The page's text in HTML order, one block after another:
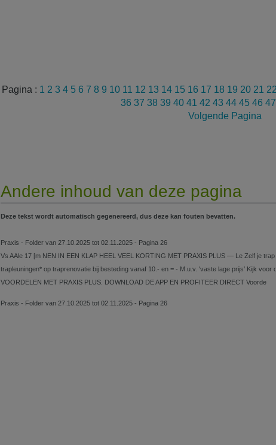
Pagina : 1 2 3 4 5 6 7 8 9 10 11 12 13 14 15 16 17 18 19 20 21 22
36 37 38 39 40 41 42 43 44 45 46 47
Volgende Pagina
Andere inhoud van deze pagina
Deze tekst wordt automatisch gegenereerd, dus deze kan fouten bevatten.
Praxis - Folder van 27.10.2025 tot 02.11.2025 - Pagina 26
Vs AAle 17 [m NEN IN EEN KLAP HEEL VEEL KORTING MET PRAXIS PLUS — Le Zelf je
trapleuningen* op traprenovatie bij besteding vanaf 10.- en = - M.u.v. 'vaste lage prijs’ Kijk
VOORDELEN MET PRAXIS PLUS. DOWNLOAD DE APP EN PROFITEER DIRECT Voorde
Praxis - Folder van 27.10.2025 tot 02.11.2025 - Pagina 26